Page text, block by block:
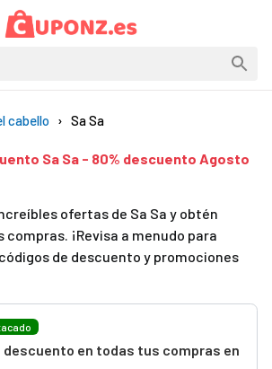
cabello Sa Sa
Sa Sa - 80% descuento Agosto
ofertas de Sa Sa y obtén
¡Revisa a menudo para
de descuento y promociones
descuento en todas tus compras en